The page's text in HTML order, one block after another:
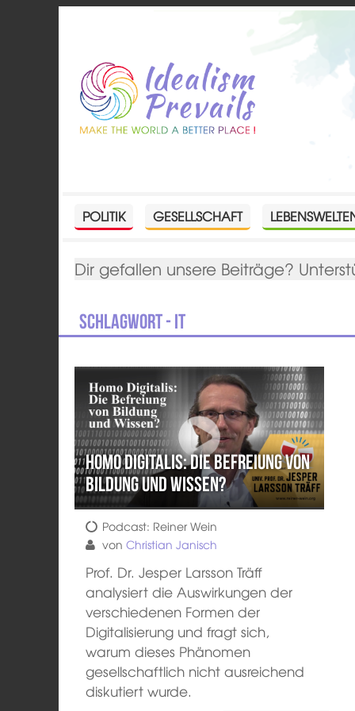
POLITIK GESELLSCHAFT
Dir gefallen unsere Beiträge?
Schlagwort - IT
Homo Digitalis: Die Befreiung von
Bildung und Wissen?
Podcast: Reiner Wein
vonChristian Janisch
Prof. Dr. Jesper Larsson Träff
analysiert die Auswirkungen der
verschiedenen Formen der
Digitalisierung und fragt sich,
warum dieses Phänomen
gesellschaftlich nicht ausreichend
diskutiert wurde.